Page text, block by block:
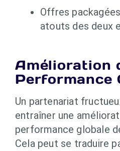
Offres
atouts des deux
Amélioration
Performance
Un partenariat
entraîner une
performance globale
Cela peut se traduire